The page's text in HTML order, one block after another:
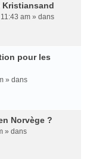
Kristiansand
am » dans
pour les
» dans
Norvège ?
» dans